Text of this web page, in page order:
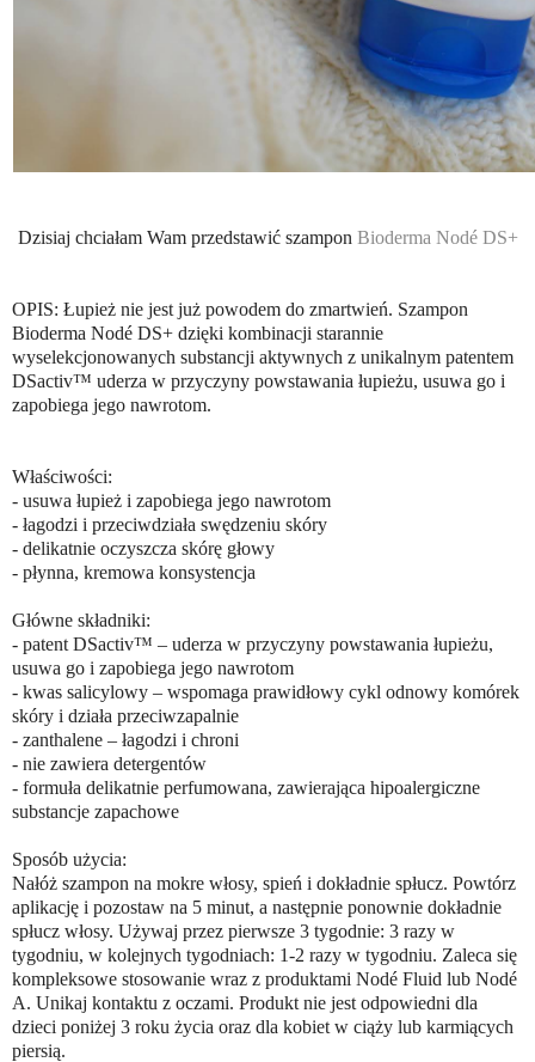
Dzisiaj chciałam Wam przedstawić szampon Bioderma Nodé DS+
OPIS: Łupież nie jest już powodem do zmartwień. Szampon
Bioderma Nodé DS+ dzięki kombinacji starannie
wyselekcjonowanych substancji aktywnych z unikalnym patentem
DSactiv™ uderza w przyczyny powstawania łupieżu, usuwa go i
zapobiega jego nawrotom.
Właściwości:
- usuwa łupież i zapobiega jego nawrotom
- łagodzi i przeciwdziała swędzeniu skóry
- delikatnie oczyszcza skórę głowy
- płynna, kremowa konsystencja
Główne składniki:
- patent DSactiv™ – uderza w przyczyny powstawania łupieżu,
usuwa go i zapobiega jego nawrotom
- kwas salicylowy – wspomaga prawidłowy cykl odnowy komórek
skóry i działa przeciwzapalnie
- zanthalene – łagodzi i chroni
- nie zawiera detergentów
- formuła delikatnie perfumowana, zawierająca hipoalergiczne
substancje zapachowe
Sposób użycia:
Nałóż szampon na mokre włosy, spień i dokładnie spłucz. Powtórz
aplikację i pozostaw na 5 minut, a następnie ponownie dokładnie
spłucz włosy. Używaj przez pierwsze 3 tygodnie: 3 razy w
tygodniu, w kolejnych tygodniach: 1-2 razy w tygodniu. Zaleca się
kompleksowe stosowanie wraz z produktami Nodé Fluid lub Nodé
A. Unikaj kontaktu z oczami. Produkt nie jest odpowiedni dla
dzieci poniżej 3 roku życia oraz dla kobiet w ciąży lub karmiących
piersią.